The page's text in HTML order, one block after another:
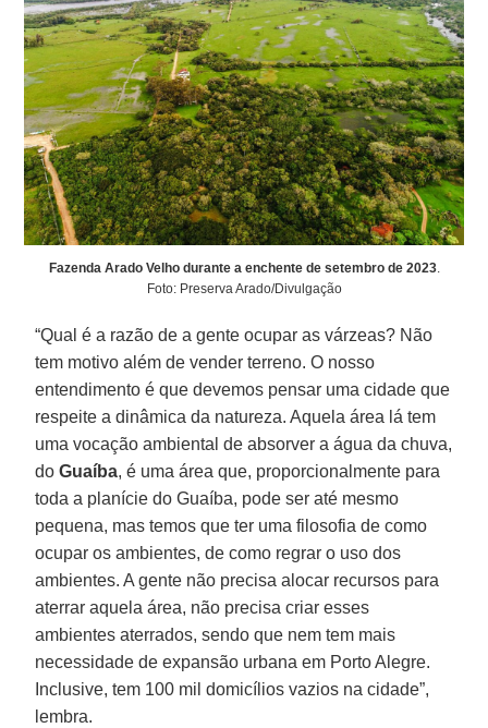
Fazenda Arado Velho durante a enchente de setembro de 2023.
Foto: Preserva Arado/Divulgação
“Qual é a razão de a gente ocupar as várzeas? Não
tem motivo além de vender terreno. O nosso
entendimento é que devemos pensar uma cidade que
respeite a dinâmica da natureza. Aquela área lá tem
uma vocação ambiental de absorver a água da chuva,
doGuaíba, é uma área que, proporcionalmente para
toda a planície do Guaíba, pode ser até mesmo
pequena, mas temos que ter uma filosofia de como
ocupar os ambientes, de como regrar o uso dos
ambientes. A gente não precisa alocar recursos para
aterrar aquela área, não precisa criar esses
ambientes aterrados, sendo que nem tem mais
necessidade de expansão urbana em Porto Alegre.
Inclusive, tem 100 mil domicílios vazios na cidade”,
lembra.